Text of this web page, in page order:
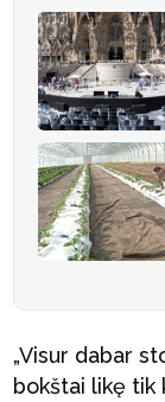
„Visur dabar
bokštai likę tik